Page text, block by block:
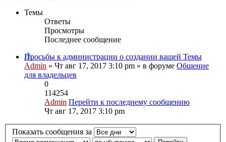
Темы
Ответы
Просмотры
Последнее сообщение
Просьбы к администрации о создании вашей Темы
Admin » Чт авг 17, 2017 3:10 pm » в форуме Общение
для владельцев
0
114254
Admin Перейти к последнему сообщению
Чт авг 17, 2017 3:10 pm
Показать сообщения за